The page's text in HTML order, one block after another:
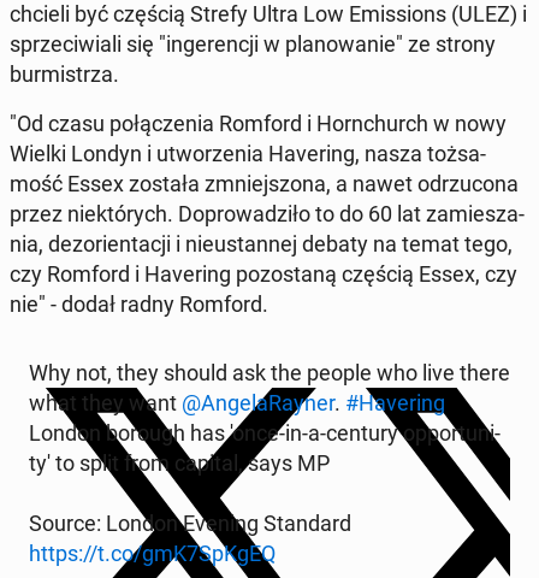
chcieli być częścią Strefy Ultra Low Emis­sions (ULEZ) i
sprze­ci­wia­li się "in­ge­ren­cji w pla­no­wa­nie" ze strony
bur­mi­strza.
"Od czasu po­łą­cze­nia Romford i Horn­church w nowy
Wielki Londyn i utwo­rze­nia Ha­ve­ring, nasza toż­sa­
mość Essex została zmniej­szo­na, a nawet od­rzu­co­na
przez nie­któ­rych. Do­pro­wa­dzi­ło to do 60 lat za­mie­sza­
nia, dez­orien­ta­cji i nie­ustan­nej debaty na temat tego,
czy Romford i Ha­ve­ring po­zo­sta­ną częścią Essex, czy
nie" - dodał radny Romford.
Why not, they should ask the people who live there
what they want @An­ge­la­Ray­ner. #Ha­ve­ring
London borough has 'once-in-a-century op­por­tu­ni­
ty' to split from capital, says MP
Source: London Evening Stan­dard
https://t.co/gmK7SpKgEQ